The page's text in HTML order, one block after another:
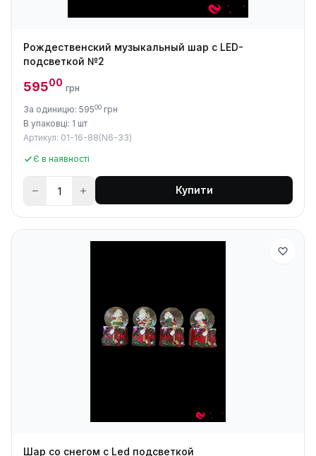
Рождественский музыкальный шар с LED-
подсветкой №2
59500 грн
За одиницю: 59500 грн
В упаковці: 1 шт
Артикул: 01-16-88(N6-33)
Є в наявності
Купити
Шар со снегом с Led подсветкой